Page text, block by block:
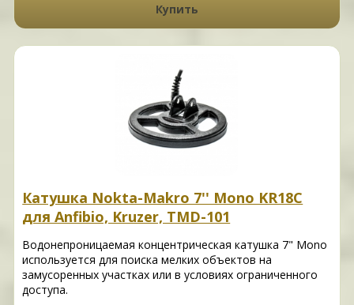
Купить
Катушка Nokta-Makro 7'' Mono KR18C
для Anfibio, Kruzer, TMD-101
Водонепроницаемая концентрическая катушка 7" Mono
используется для поиска мелких объектов на
замусоренных участках или в условиях ограниченного
доступа.